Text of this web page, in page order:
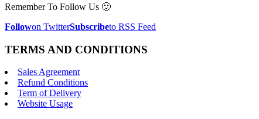
Remember To Follow Us 🙂
Followon TwitterSubscribeto RSS Feed
TERMS AND CONDITIONS
Sales Agreement
Refund Conditions
Term of Delivery
Website Usage